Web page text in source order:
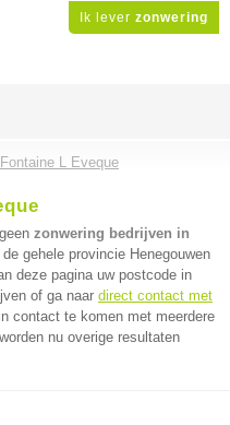
Ik lever zonwering
Fontaine L Eveque
zonwering bedrijven in
gehele provincie Henegouwen
deze pagina uw postcode in
of ga naar direct contact met
contact te komen met meerdere
nu overige resultaten